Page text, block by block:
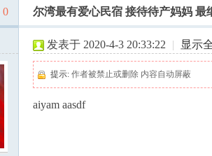
›
0 尔湾最有爱心民宿 接待待产妈妈 最
发表于 2020-4-3 20:33:22 | 显示
提示: 作者被禁止或删除 内容自动屏蔽
aiyam aasdf